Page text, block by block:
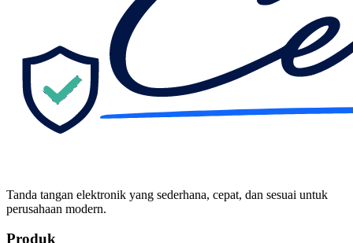
Tanda tangan elektronik yang sederhana, cepat, dan sesuai untuk
perusahaan modern.
Produk